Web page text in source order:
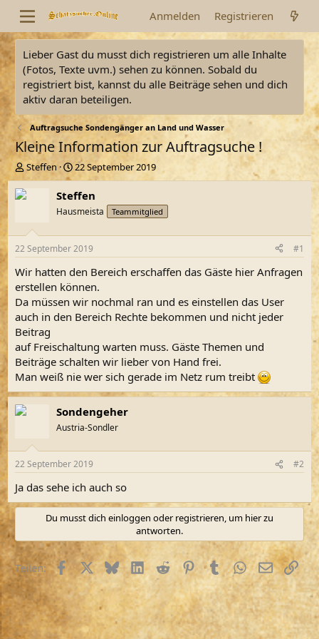
Anmelden Registrieren
Lieber Gast du musst dich registrieren um alle Inhalte
(Fotos, Texte uvm.) sehen zu können. Sobald du
registriert bist, kannst du alle Beiträge sehen und dich
aktiv daran beteiligen.
Auftragsuche Sondengänger an Land und Wasser
Kleine Information zur Auftragsuche !
E
r
s
l
e
r
Steffen
E
r
s
e
l
t
a
22 September 2019
Steffen
Hausmeista Teammitglied
22 September 2019 #1
Wir hatten den Bereich erschaffen das Gäste hier Anfragen
erstellen können.
Da müssen wir nochmal ran und es einstellen das User
auch in den Bereich Rechte bekommen und nicht jeder
Beitrag
auf Freischaltung warten muss. Gäste Themen und
Beiträge schalten wir lieber von Hand frei.
Man weiß nie wer sich gerade im Netz rum treibt
Sondengeher
Austria-Sondler
22 September 2019 #2
Ja das sehe ich auch so
Du musst dich einloggen oder registrieren, um hier zu
antworten.
Teilen: FacebookX (Twitter)
BlueskyLinkedIn
RedditPinterestTumblrWhatsApp
E-MailLink